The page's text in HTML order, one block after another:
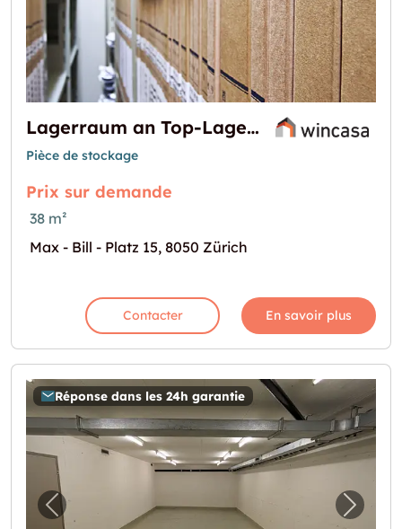
Lagerraum an Top-Lage am Max-Bill-Platz 15 in Zürich zu vermieten
Pièce de stockage
Prix sur demande
38 m²
Max - Bill - Platz 15, 8050 Zürich
Contacter En savoir plus
Réponse dans les 24h garantie
Image précédente pour "46.0m2 Lagerraum
Image